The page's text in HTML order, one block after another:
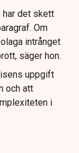
har det skett
Om
intrånget
säger hon.
uppgift
och att
i